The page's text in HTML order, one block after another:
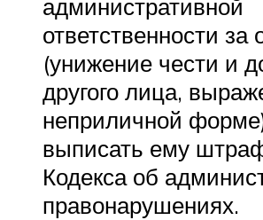
административной
ответственности за
(унижение чести и
другого лица,
неприличной
выписать ему
Кодекса об
правонарушениях.